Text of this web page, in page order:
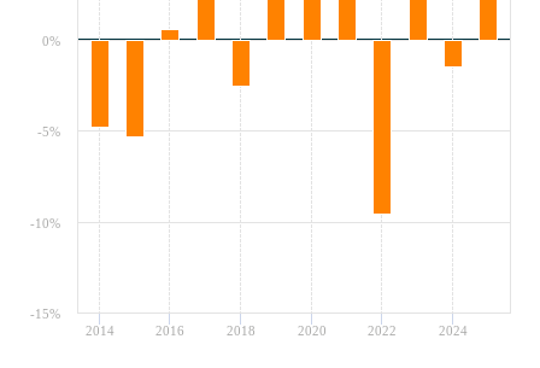
2014 2016 2018 2020 2022 2024
-15%
-10%
-5%
0%